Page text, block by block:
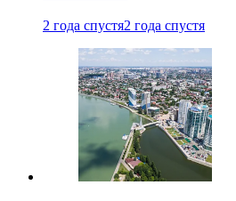
2 года спустя2 года спустя